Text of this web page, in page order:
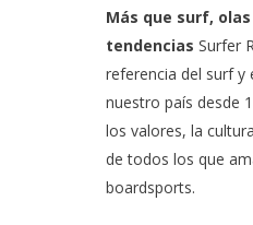
Más que surf,
tendencias Surfer
referencia del surf y
nuestro país desde
los valores, la
de todos los que
boardsports.